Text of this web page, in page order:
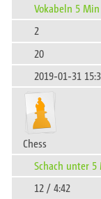
Vokabeln 5 Min
2
20
2019-01-31
Chess
Schach unter
12 / 4:42